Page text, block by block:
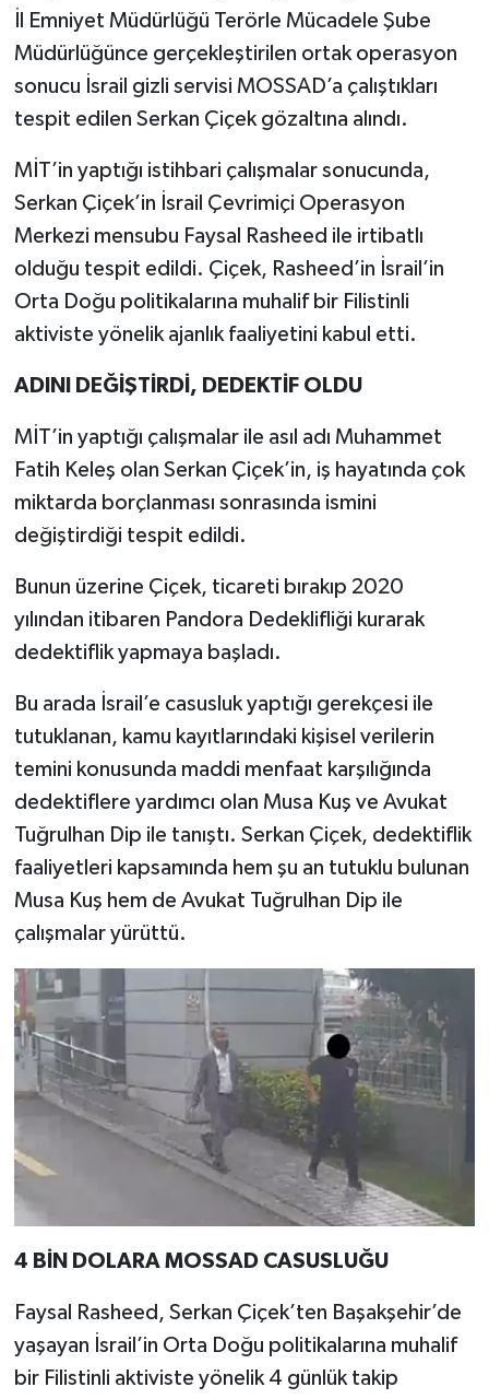
İl Emniyet Müdürlüğü Terörle Mücadele Şube
Müdürlüğünce gerçekleştirilen ortak operasyon
sonucu İsrail gizli servisi MOSSAD’a çalıştıkları
tespit edilen Serkan Çiçek gözaltına alındı.
MİT’in yaptığı istihbari çalışmalar sonucunda,
Serkan Çiçek’in İsrail Çevrimiçi Operasyon
Merkezi mensubu Faysal Rasheed ile irtibatlı
olduğu tespit edildi. Çiçek, Rasheed’in İsrail’in
Orta Doğu politikalarına muhalif bir Filistinli
aktiviste yönelik ajanlık faaliyetini kabul etti.
ADINI DEĞİŞTİRDİ, DEDEKTİF OLDU
​MİT’in yaptığı çalışmalar ile asıl adı Muhammet
Fatih Keleş olan Serkan Çiçek’in, iş hayatında çok
miktarda borçlanması sonrasında ismini
değiştirdiği tespit edildi.
Bunun üzerine Çiçek, ticareti bırakıp 2020
yılından itibaren Pandora Dedeklifliği kurarak
dedektiflik yapmaya başladı.
​Bu arada İsrail’e casusluk yaptığı gerekçesi ile
tutuklanan, kamu kayıtlarındaki kişisel verilerin
temini konusunda maddi menfaat karşılığında
dedektiflere yardımcı olan Musa Kuş ve Avukat
Tuğrulhan Dip ile tanıştı. Serkan Çiçek, dedektiflik
faaliyetleri kapsamında hem şu an tutuklu bulunan
Musa Kuş hem de Avukat Tuğrulhan Dip ile
çalışmalar yürüttü.
4 BİN DOLARA MOSSAD CASUSLUĞU
Faysal Rasheed, Serkan Çiçek’ten Başakşehir’de
yaşayan İsrail’in Orta Doğu politikalarına muhalif
bir Filistinli aktiviste yönelik 4 günlük takip
YAŞAM